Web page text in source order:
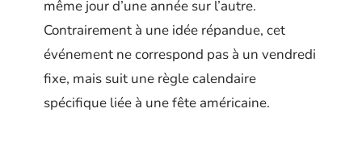
même jour d’une année sur l’autre.
Contrairement à une idée répandue, cet
événement ne correspond pas à un vendredi
fixe, mais suit une règle calendaire
spécifique liée à une fête américaine.